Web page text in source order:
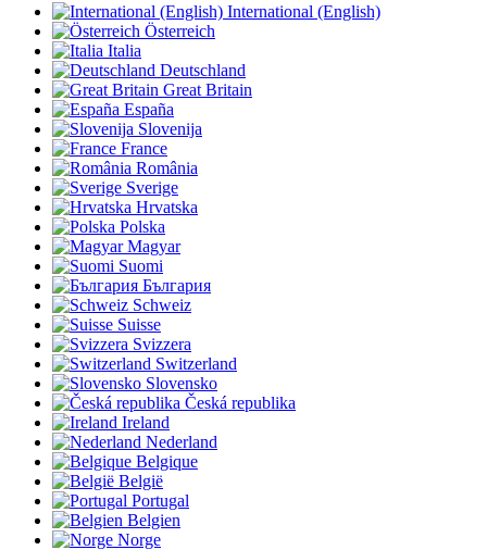
International (English)
Österreich
Italia
Deutschland
Great Britain
España
Slovenija
France
România
Sverige
Hrvatska
Polska
Magyar
Suomi
България
Schweiz
Suisse
Svizzera
Switzerland
Slovensko
Česká republika
Ireland
Nederland
Belgique
België
Portugal
Belgien
Norge